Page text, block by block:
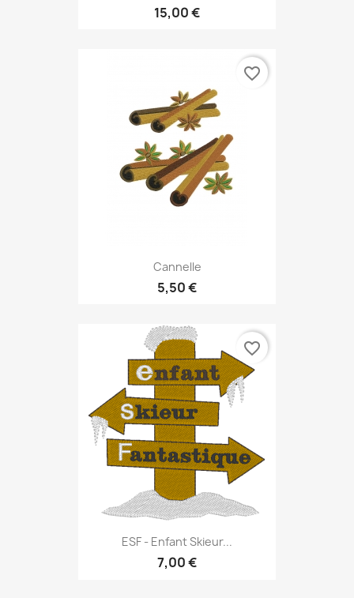
15,00 €
Cannelle
5,50 €
favorite_border
ESF - Enfant Skieur...
7,00 €
favorite_border